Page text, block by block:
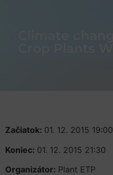
Začiatok: 01. 12. 2015 19:00
Koniec: 01. 12. 2015 21:30
Organizátor: Plant ETP